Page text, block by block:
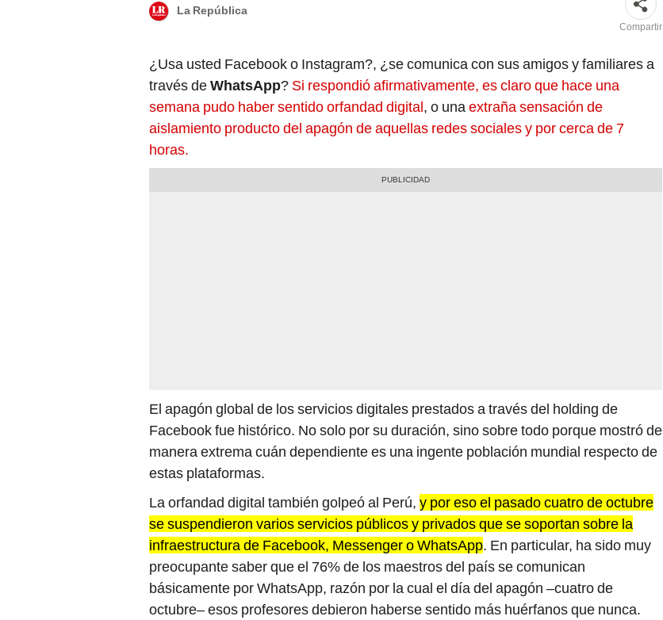
La República
Compartir
¿Usa usted Facebook o Instagram?, ¿se comunica con sus amigos y familiares a
través deWhatsApp? Si respondió afirmativamente, es claro que hace una
semana pudo haber sentido orfandad digital, o unaextraña sensación de
aislamiento producto del apagón de aquellas redes sociales y por cerca de 7
horas.
El apagón global de los servicios digitales prestados a través del holding de
Facebook fue histórico. No solo por su duración, sino sobre todo porque mostró de
manera extrema cuán dependiente es una ingente población mundial respecto de
estas plataformas.
La orfandad digital también golpeó al Perú, y por eso el pasado cuatro de octubre
se suspendieron varios servicios públicos y privados que se soportan sobre la
infraestructura de Facebook, Messenger o WhatsApp. En particular, ha sido muy
preocupante saber que el 76% de los maestros del país se comunican
básicamente por WhatsApp, razón por la cual el día del apagón –cuatro de
octubre– esos profesores debieron haberse sentido más huérfanos que nunca.